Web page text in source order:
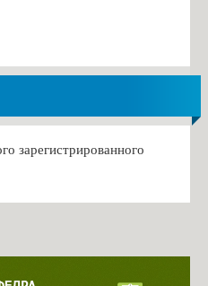
зарегистрированного